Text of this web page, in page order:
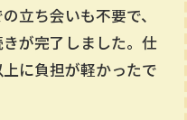
立ち会いも不要で、
が完了しました。仕
に負担が軽かったで